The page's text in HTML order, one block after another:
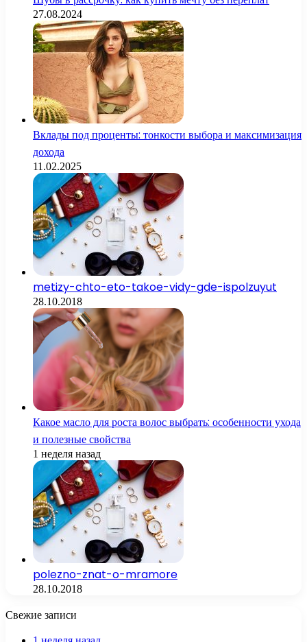
27.08.2024
Вклады под проценты: тонкости выбора и максимизация
дохода
11.02.2025
metizy-chto-eto-takoe-vidy-gde-ispolzuyut
28.10.2018
Какое масло для роста волос выбрать: особенности ухода
и полезные свойства
1 неделя назад
polezno-znat-o-mramore
28.10.2018
Свежие записи